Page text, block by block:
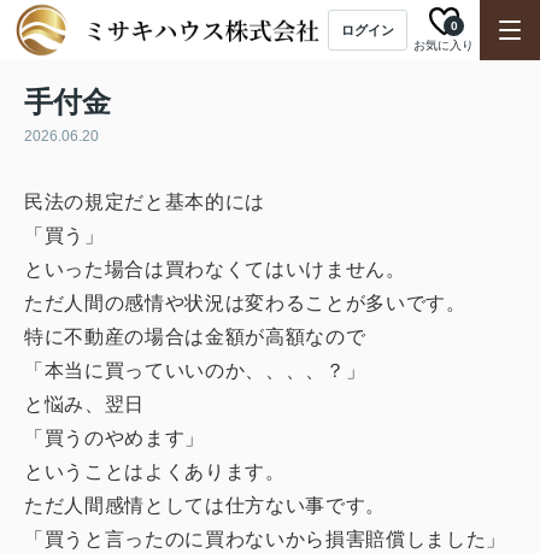
ログイン
お気に入り
0
手付金
2026.06.20
民法の規定だと基本的には
「買う」
といった場合は買わなくてはいけません。
ただ人間の感情や状況は変わることが多いです。
特に不動産の場合は金額が高額なので
「本当に買っていいのか、、、、？」
と悩み、翌日
「買うのやめます」
ということはよくあります。
ただ人間感情としては仕方ない事です。
「買うと言ったのに買わないから損害賠償しました」